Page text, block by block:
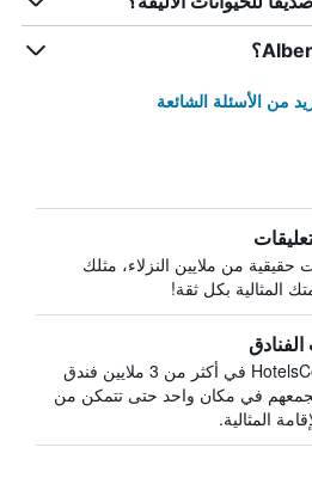
من الأسئلة الشائعة
حقيقية من ملايين النزلاء، مثلك
المثالية بكل ثقة!
يبحث HotelsCombined في أكثر من 3 ملايين فندق
في مكان واحد حتى تتمكن من
المثالية.